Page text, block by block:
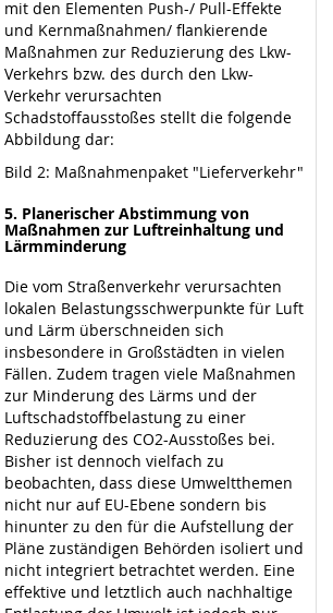
mit den Elementen Push-/ Pull-Effekte
und Kernmaßnahmen/ flankierende
Maßnahmen zur Reduzierung des Lkw-
Verkehrs bzw. des durch den Lkw-
Verkehr verursachten
Schadstoffausstoßes stellt die folgende
Abbildung dar:
Bild 2: Maßnahmenpaket "Lieferverkehr"
5. Planerischer Abstimmung von
Maßnahmen zur Luftreinhaltung und
Lärmminderung
Die vom Straßenverkehr verursachten
lokalen Belastungsschwerpunkte für Luft
und Lärm überschneiden sich
insbesondere in Großstädten in vielen
Fällen. Zudem tragen viele Maßnahmen
zur Minderung des Lärms und der
Luftschadstoffbelastung zu einer
Reduzierung des CO2-Ausstoßes bei.
Bisher ist dennoch vielfach zu
beobachten, dass diese Umweltthemen
nicht nur auf EU-Ebene sondern bis
hinunter zu den für die Aufstellung der
Pläne zuständigen Behörden isoliert und
nicht integriert betrachtet werden. Eine
effektive und letztlich auch nachhaltige